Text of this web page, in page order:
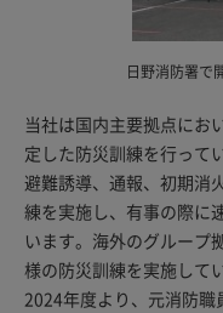
日野消防署で
当社は国内主要拠点にお
定した防災訓練を行って
避難誘導、通報、初期消
練を実施し、有事の際に
います。海外のグループ
様の防災訓練を実施して
2024年度より、元消防